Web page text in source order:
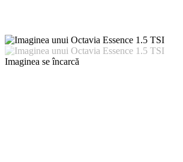
Imaginea se încarcă